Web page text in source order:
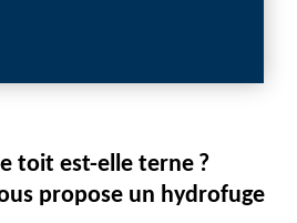
toit est-elle terne ?
propose un hydrofuge